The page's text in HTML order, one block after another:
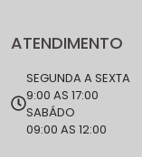
ATENDIMENTO
SEGUNDA A SEXTA
9:00 AS 17:00
SABÁDO
09:00 AS 12:00